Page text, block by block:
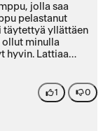
jolla saa
pelastanut
täytettyä yllättäen
ollut minulla
hyvin. Lattiaa
todenmukaisesti
perusteella).
täyttöön
1 0